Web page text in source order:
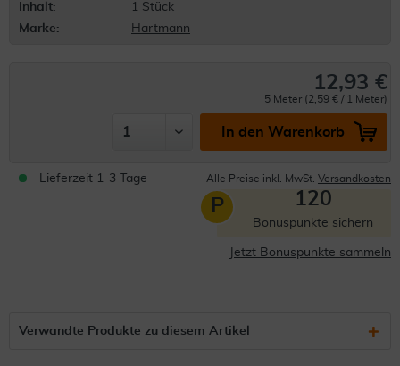
Inhalt:
1 Stück
Marke:
Hartmann
12,93 €
5 Meter (2,59 € / 1 Meter)
In den Warenkorb
Lieferzeit 1-3 Tage Alle Preise inkl. MwSt. Versandkosten
P 120
Bonuspunkte sichern
Jetzt Bonuspunkte sammeln
Verwandte Produkte zu diesem Artikel